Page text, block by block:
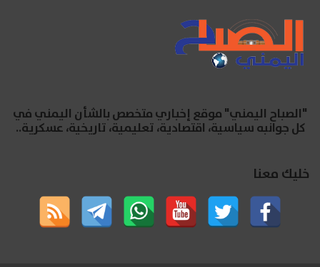
"الصباح اليمني" موقع إخباري متخصص بالشأن اليمني في
كل جوانبه سياسية، اقتصادية، تعليمية، تاريخية، عسكرية..
خليك معنا